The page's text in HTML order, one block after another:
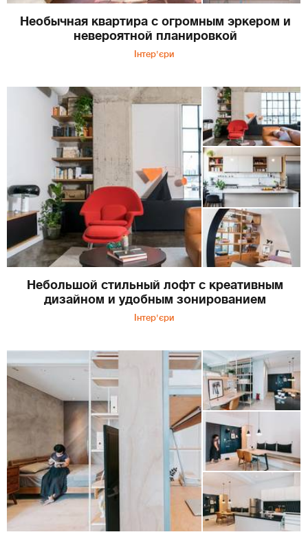
Необычная квартира с огромным эркером и
невероятной планировкой
Інтер'єри
Небольшой стильный лофт с креативным
дизайном и удобным зонированием
Інтер'єри